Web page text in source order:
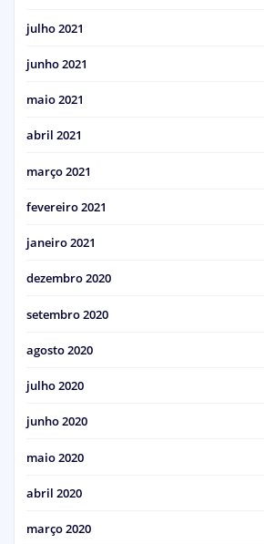
julho 2021
junho 2021
maio 2021
abril 2021
março 2021
fevereiro 2021
janeiro 2021
dezembro 2020
setembro 2020
agosto 2020
julho 2020
junho 2020
maio 2020
abril 2020
março 2020